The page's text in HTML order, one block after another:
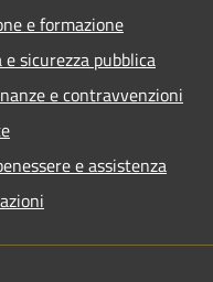
e formazione
e sicurezza pubblica
e contravvenzioni
e assistenza